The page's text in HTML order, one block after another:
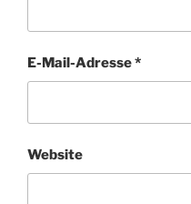
E-Mail-Adresse*
Website